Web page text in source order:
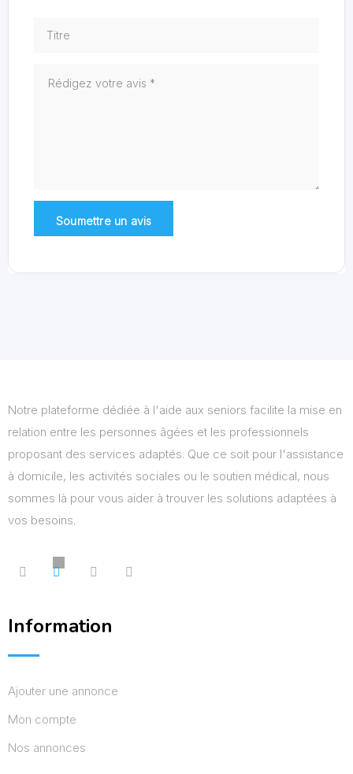
Notre plateforme dédiée à l'aide aux seniors facilite la mise en
relation entre les personnes âgées et les professionnels
proposant des services adaptés. Que ce soit pour l'assistance
à domicile, les activités sociales ou le soutien médical, nous
sommes là pour vous aider à trouver les solutions adaptées à
vos besoins.
Information
Ajouter une annonce
Mon compte
Nos annonces